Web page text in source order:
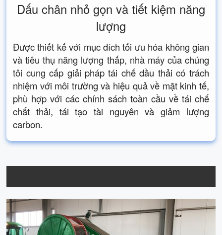
Dấu chân nhỏ gọn và tiết kiệm năng
lượng
Được thiết kế với mục đích tối ưu hóa không gian
và tiêu thụ năng lượng thấp, nhà máy của chúng
tôi cung cấp giải pháp tái chế dầu thải có trách
nhiệm với môi trường và hiệu quả về mặt kinh tế,
phù hợp với các chính sách toàn cầu về tái chế
chất thải, tái tạo tài nguyên và giảm lượng
carbon.